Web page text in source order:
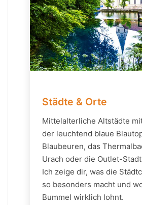
Städte & Orte
Mittelalterliche Altstädte
der leuchtend blaue
Blaubeuren, das
Urach oder die Outlet-
Ich zeige dir, was die
so besonders macht und
Bummel wirklich lohnt.